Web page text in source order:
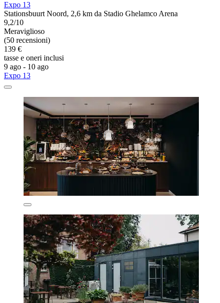
Expo 13
Stationsbuurt Noord, 2,6 km da Stadio Ghelamco Arena
9,2/10
Meraviglioso
(50 recensioni)
139 €
tasse e oneri inclusi
9 ago - 10 ago
Expo 13